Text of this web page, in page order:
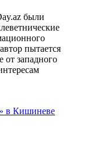
были
пытается
от западного